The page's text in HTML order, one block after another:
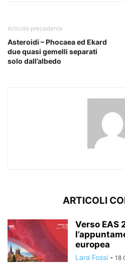
Articolo precedente
Asteroidi – Phocaea ed Ekard
due quasi gemelli separati
solo dall’albedo
ARTICOLI
Verso EAS
europea
Lara Fossi - 18